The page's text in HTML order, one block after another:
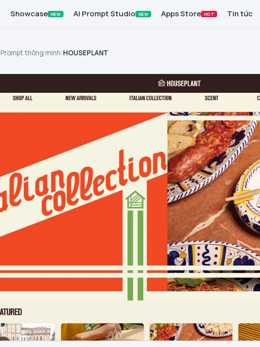
Showcase NEW AI Prompt Studio NEW Apps Store HOT Tin tức
thông minh/HOUSEPLANT